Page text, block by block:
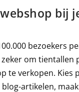
bij
bezoekers
om tientallen
te verkopen. Kies
artikelen,